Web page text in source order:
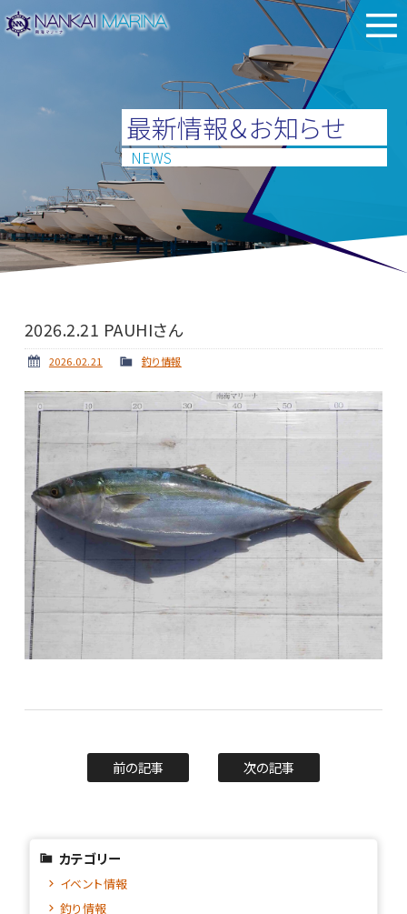
最新情報＆お知らせ
NEWS
2026.2.21 PAUHIさん
2026.02.21 釣り情報
前の記事 次の記事
カテゴリー
イベント情報
釣り情報